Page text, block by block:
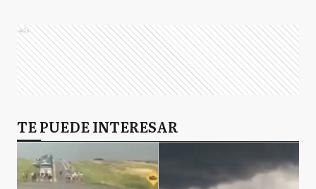
Ads
TE PUEDE INTERESAR